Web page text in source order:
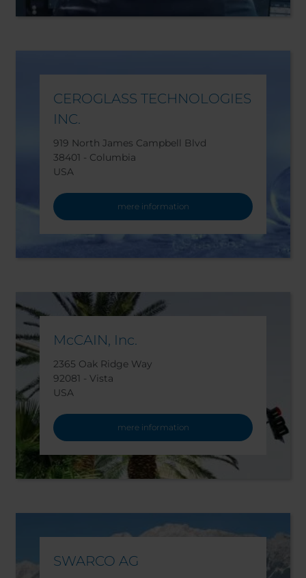
CEROGLASS TECHNOLOGIES
INC.
919 North James Campbell Blvd
38401 - Columbia
USA
mere information
McCAIN, Inc.
2365 Oak Ridge Way
92081 - Vista
USA
mere information
SWARCO AG